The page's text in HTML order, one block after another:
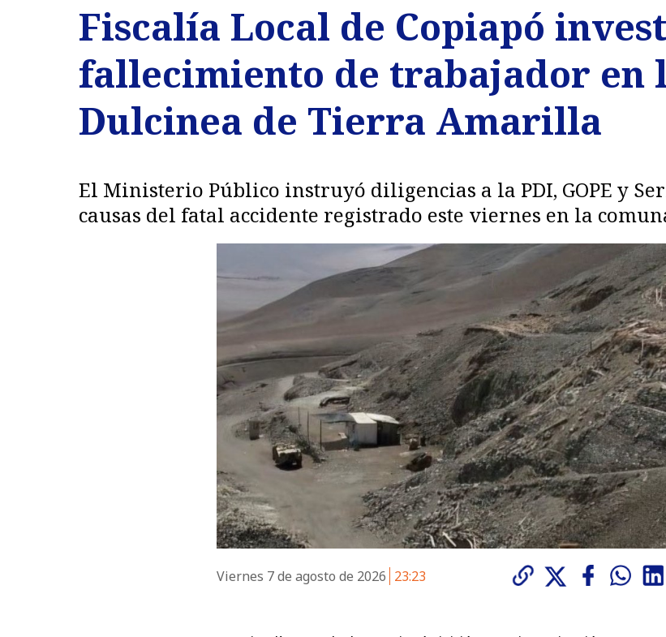
Fiscalía Local de Copiapó
fallecimiento de trabajador en
Dulcinea de Tierra Amarilla
El Ministerio Público instruyó diligencias a la PDI, GOPE y
causas del fatal accidente registrado este viernes en la
Viernes 7 de agosto de 2026 23:23